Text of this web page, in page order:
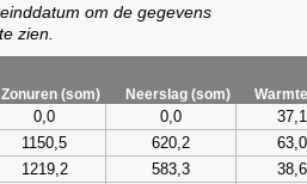
om de gegevens
zien.
Zonuren (som) Neerslag (som)
0,0 0,0 37,1
1150,5 620,2 63,0
1219,2 583,3 38,6